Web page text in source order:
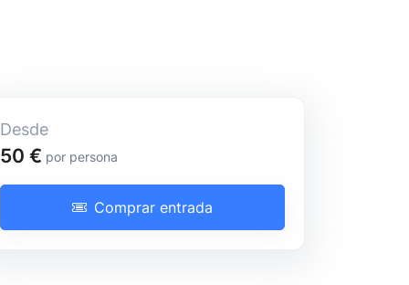
Desde
50 € por persona
Comprar entrada